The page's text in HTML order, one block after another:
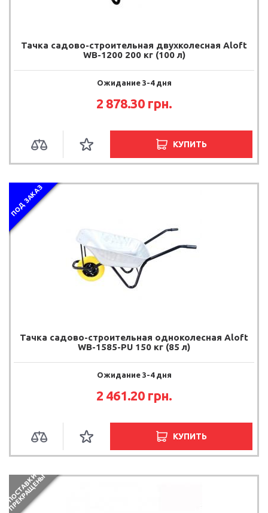
Тачка садово-строительная двухколесная Aloft
WB-1200 200 кг (100 л)
Ожидание 3-4 дня
2 878.30 грн.
КУПИТЬ
ПОД ЗАКАЗ
Тачка садово-строительная одноколесная Aloft
WB-1585-PU 150 кг (85 л)
Ожидание 3-4 дня
2 461.20 грн.
КУПИТЬ
П
О
С
Т
А
В
К
И
П
Р
Е
К
Р
А
Щ
Е
Н
Ы